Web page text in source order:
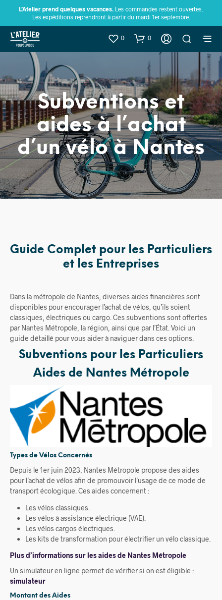
L’Atelier prend quelques vacances. Les commandes restent ouvertes.
Les expéditions reprendront à partir du mardi 1er septembre.
0 0
Subventions et
aides à l’achat
d’un vélo à Nantes
Guide Complet pour les Particuliers
et les Entreprises
Dans la métropole de Nantes, diverses aides financières sont
disponibles pour encourager l’achat de vélos, qu’ils soient
classiques, électriques ou cargo. Ces subventions sont offertes
par Nantes Métropole, la région, ainsi que par l’État. Voici un
guide détaillé pour vous aider à naviguer dans ces options.
Subventions pour les Particuliers
Aides de Nantes Métropole
Types de Vélos Concernés
Depuis le 1er juin 2023, Nantes Métropole propose des aides
pour l’achat de vélos afin de promouvoir l’usage de ce mode de
transport écologique. Ces aides concernent :
Les vélos classiques.
Les vélos à assistance électrique (VAE).
Les vélos cargos électriques.
Les kits de transformation pour électrifier un vélo classique.
Plus d’informations sur les aides de Nantes Métropole
Un simulateur en ligne permet de vérifier si on est éligible :
simulateur
Montant des Aides